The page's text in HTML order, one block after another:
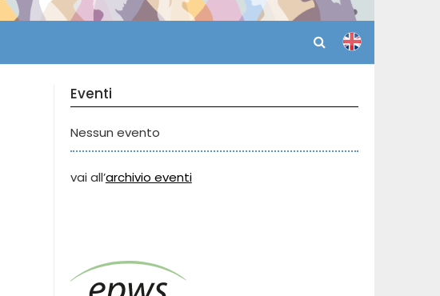
Eventi
Nessun evento
vai all’archivio eventi